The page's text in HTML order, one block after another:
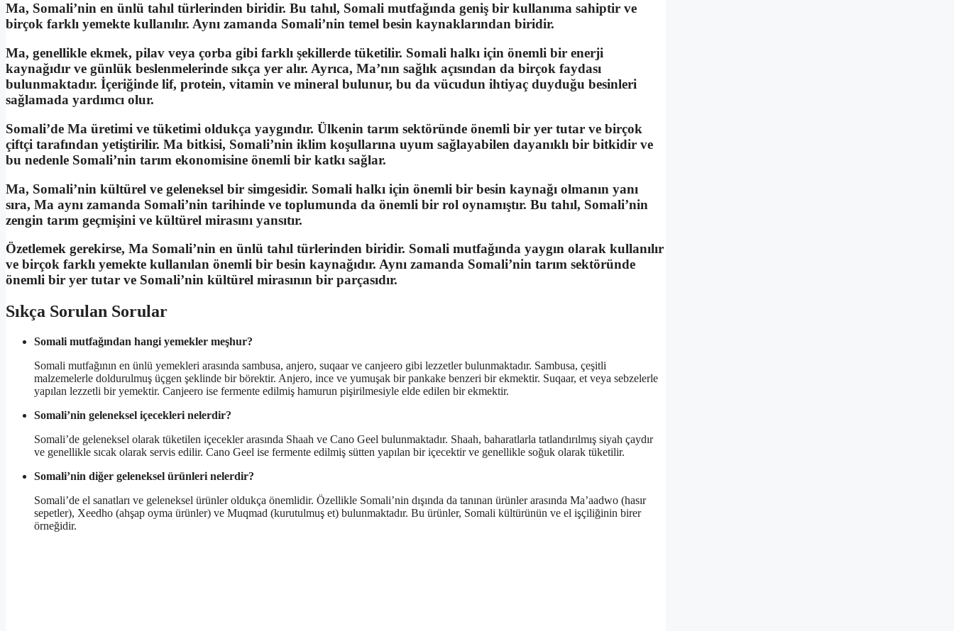
Ma, Somali’nin en ünlü tahıl türlerinden biridir. Bu tahıl, Somali mutfağında geniş bir kullanıma sahiptir ve
birçok farklı yemekte kullanılır. Aynı zamanda Somali’nin temel besin kaynaklarından biridir.
Ma, genellikle ekmek, pilav veya çorba gibi farklı şekillerde tüketilir. Somali halkı için önemli bir enerji
kaynağıdır ve günlük beslenmelerinde sıkça yer alır. Ayrıca, Ma’nın sağlık açısından da birçok faydası
bulunmaktadır. İçeriğinde lif, protein, vitamin ve mineral bulunur, bu da vücudun ihtiyaç duyduğu besinleri
sağlamada yardımcı olur.
Somali’de Ma üretimi ve tüketimi oldukça yaygındır. Ülkenin tarım sektöründe önemli bir yer tutar ve birçok
çiftçi tarafından yetiştirilir. Ma bitkisi, Somali’nin iklim koşullarına uyum sağlayabilen dayanıklı bir bitkidir ve
bu nedenle Somali’nin tarım ekonomisine önemli bir katkı sağlar.
Ma, Somali’nin kültürel ve geleneksel bir simgesidir. Somali halkı için önemli bir besin kaynağı olmanın yanı
sıra, Ma aynı zamanda Somali’nin tarihinde ve toplumunda da önemli bir rol oynamıştır. Bu tahıl, Somali’nin
zengin tarım geçmişini ve kültürel mirasını yansıtır.
Özetlemek gerekirse, Ma Somali’nin en ünlü tahıl türlerinden biridir. Somali mutfağında yaygın olarak kullanılır
ve birçok farklı yemekte kullanılan önemli bir besin kaynağıdır. Aynı zamanda Somali’nin tarım sektöründe
önemli bir yer tutar ve Somali’nin kültürel mirasının bir parçasıdır.
Sıkça Sorulan Sorular
Somali mutfağından hangi yemekler meşhur?
Somali mutfağının en ünlü yemekleri arasında sambusa, anjero, suqaar ve canjeero gibi lezzetler bulunmaktadır. Sambusa, çeşitli
malzemelerle doldurulmuş üçgen şeklinde bir börektir. Anjero, ince ve yumuşak bir pankake benzeri bir ekmektir. Suqaar, et veya sebzelerle
yapılan lezzetli bir yemektir. Canjeero ise fermente edilmiş hamurun pişirilmesiyle elde edilen bir ekmektir.
Somali’nin geleneksel içecekleri nelerdir?
Somali’de geleneksel olarak tüketilen içecekler arasında Shaah ve Cano Geel bulunmaktadır. Shaah, baharatlarla tatlandırılmış siyah çaydır
ve genellikle sıcak olarak servis edilir. Cano Geel ise fermente edilmiş sütten yapılan bir içecektir ve genellikle soğuk olarak tüketilir.
Somali’nin diğer geleneksel ürünleri nelerdir?
Somali’de el sanatları ve geleneksel ürünler oldukça önemlidir. Özellikle Somali’nin dışında da tanınan ürünler arasında Ma’aadwo (hasır
sepetler), Xeedho (ahşap oyma ürünler) ve Muqmad (kurutulmuş et) bulunmaktadır. Bu ürünler, Somali kültürünün ve el işçiliğinin birer
örneğidir.